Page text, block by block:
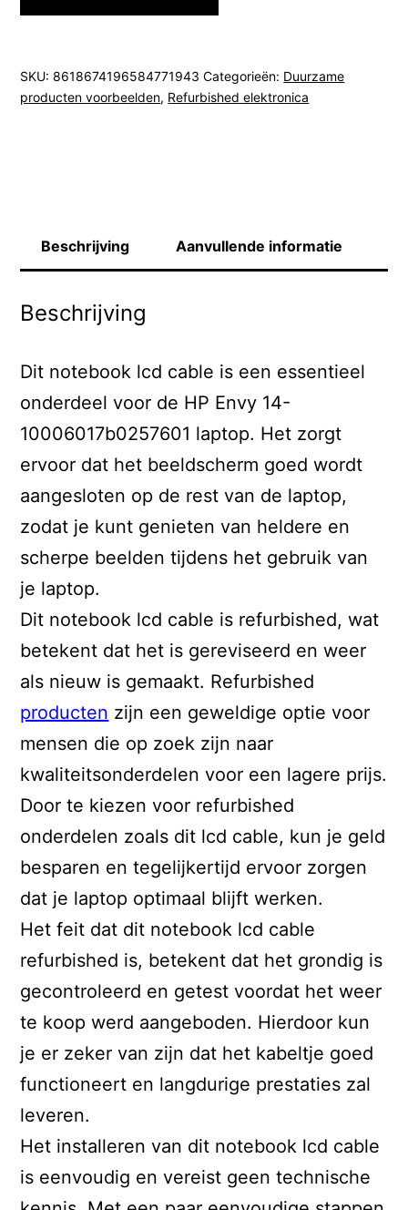
SKU:8618674196584771943 Categorieën: Duurzame
producten voorbeelden, Refurbished elektronica
Beschrijving Aanvullende informatie
Beschrijving
Dit notebook lcd cable is een essentieel
onderdeel voor de HP Envy 14-
10006017b0257601 laptop. Het zorgt
ervoor dat het beeldscherm goed wordt
aangesloten op de rest van de laptop,
zodat je kunt genieten van heldere en
scherpe beelden tijdens het gebruik van
je laptop.
Dit notebook lcd cable is refurbished, wat
betekent dat het is gereviseerd en weer
als nieuw is gemaakt. Refurbished
producten zijn een geweldige optie voor
mensen die op zoek zijn naar
kwaliteitsonderdelen voor een lagere prijs.
Door te kiezen voor refurbished
onderdelen zoals dit lcd cable, kun je geld
besparen en tegelijkertijd ervoor zorgen
dat je laptop optimaal blijft werken.
Het feit dat dit notebook lcd cable
refurbished is, betekent dat het grondig is
gecontroleerd en getest voordat het weer
te koop werd aangeboden. Hierdoor kun
je er zeker van zijn dat het kabeltje goed
functioneert en langdurige prestaties zal
leveren.
Het installeren van dit notebook lcd cable
is eenvoudig en vereist geen technische